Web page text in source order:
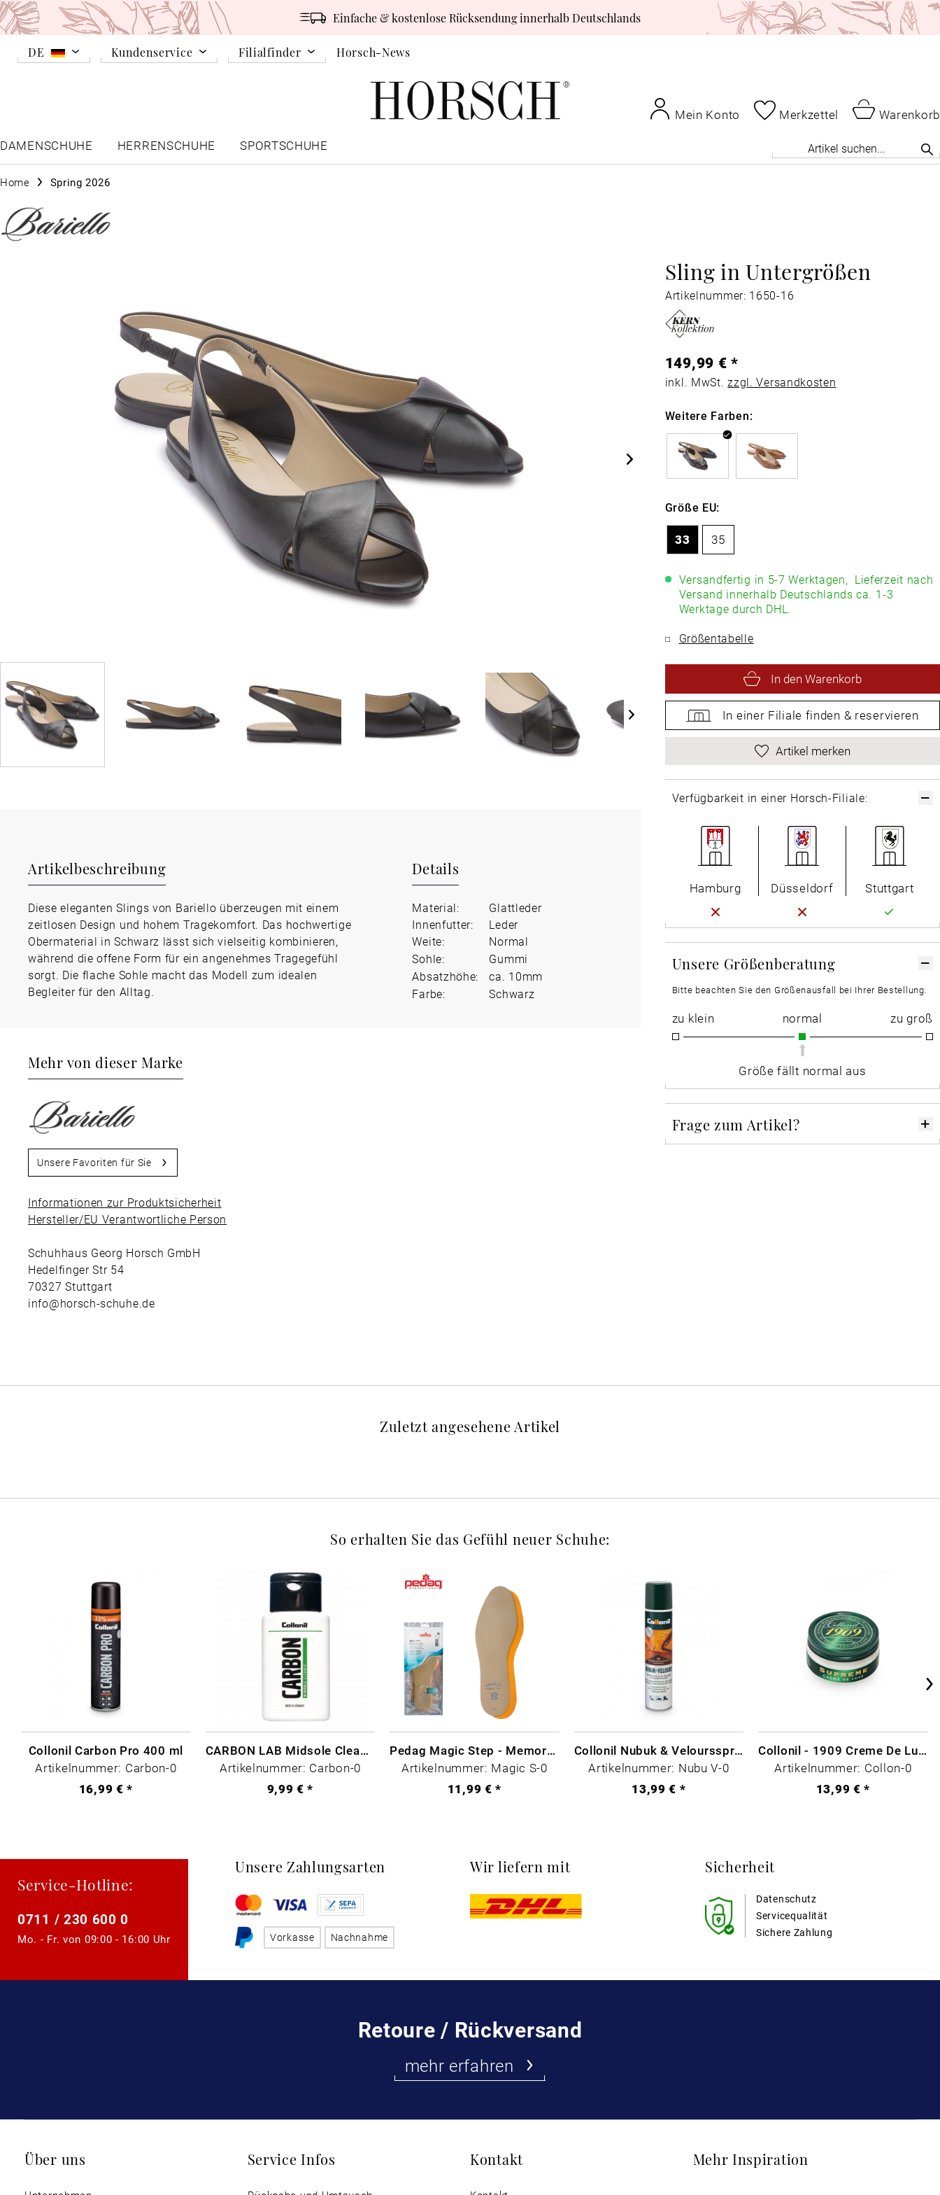
Einfache & kostenlose Rücksendung innerhalb Deutschlands
DE Kundenservice Filialfinder Horsch-News
Mein Konto Merkzettel
Warenkorb
DAMENSCHUHE
HERRENSCHUHE SPORTSCHUHE
Home Spring 2026
Sling in Untergrößen
Artikelnummer: 1650-16
Artikelbeschreibung
Diese eleganten Slings von Bariello überzeugen mit einem
zeitlosen Design und hohem Tragekomfort. Das hochwertige
Obermaterial in Schwarz lässt sich vielseitig kombinieren,
während die offene Form für ein angenehmes Tragegefühl
sorgt. Die flache Sohle macht das Modell zum idealen
Begleiter für den Alltag.
Details
Material:
Glattleder
Innenfutter:
Leder
Weite:
Normal
Sohle:
Gummi
Absatzhöhe:
ca. 10mm
Farbe:
Schwarz
Mehr von dieser Marke
Unsere Favoriten für Sie
Informationen zur Produktsicherheit
Hersteller/EU Verantwortliche Person
Schuhhaus Georg Horsch GmbH
Hedelfinger Str 54
70327 Stuttgart
info@horsch-schuhe.de
149,99 € *
inkl. MwSt.zzgl. Versandkosten
Weitere Farben:
Größe EU:
33 35
Versandfertig in 5-7 Werktagen, Lieferzeit nach
Versand innerhalb Deutschlands ca. 1-3
Werktage durch DHL.
Größentabelle
In den Warenkorb
In einer Filiale finden & reservieren
Artikel merken
Verfügbarkeit in einer Horsch-Filiale:
Hamburg Düsseldorf Stuttgart
Unsere Größenberatung
Bitte beachten Sie den Größenausfall bei Ihrer Bestellung.
zu klein normal zu groß
Größe fällt normal aus
Frage zum Artikel?
Zuletzt angesehene Artikel
So erhalten Sie das Gefühl neuer Schuhe:
Collonil Carbon Pro 400 ml
Artikelnummer: Carbon-0
16,99 € *
CARBON LAB Midsole Cleaner
Artikelnummer: Carbon-0
9,99 € *
Pedag Magic Step - Memory Schaum
Artikelnummer: Magic S-0
11,99 € *
Collonil Nubuk & Veloursspray Schwarz
Artikelnummer: Nubu V-0
13,99 € *
Collonil - 1909 Creme De Luxe Farblos
Artikelnummer: Collon-0
13,99 € *
Retoure / Rückversand
mehr erfahren
Service-Hotline:
0711 / 230 600 0
Mo. - Fr. von 09:00 - 16:00 Uhr
Unsere Zahlungsarten
Vorkasse Nachnahme
Wir liefern mit Sicherheit
Datenschutz
Sichere Zahlung
Servicequalität
Über uns Service Infos Kontakt Mehr Inspiration